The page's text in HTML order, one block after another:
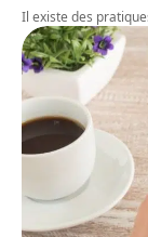
Il existe des